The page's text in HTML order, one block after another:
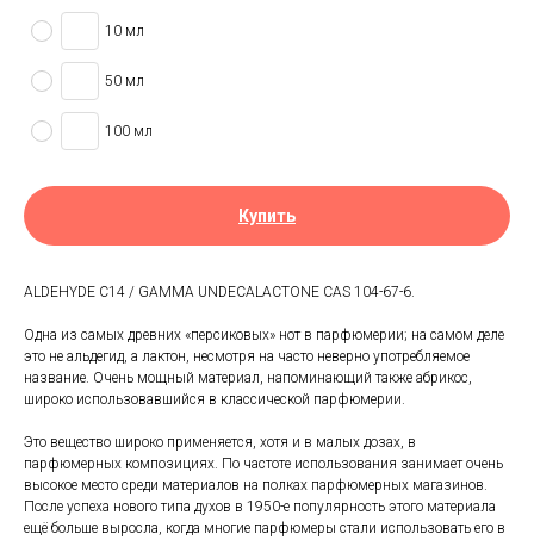
10 мл
50 мл
100 мл
Купить
ALDEHYDE C14 / GAMMA UNDECALACTONE CAS 104-67-6.
Одна из самых древних «персиковых» нот в парфюмерии; на самом деле
это не альдегид, а лактон, несмотря на часто неверно употребляемое
название. Очень мощный материал, напоминающий также абрикос,
широко использовавшийся в классической парфюмерии.
Это вещество широко применяется, хотя и в малых дозах, в
парфюмерных композициях. По частоте использования занимает очень
высокое место среди материалов на полках парфюмерных магазинов.
После успеха нового типа духов в 1950-е популярность этого материала
ещё больше выросла, когда многие парфюмеры стали использовать его в